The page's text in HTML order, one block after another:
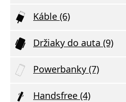
Káble (6)
Držiaky do auta (9)
Powerbanky (7)
Handsfree (4)